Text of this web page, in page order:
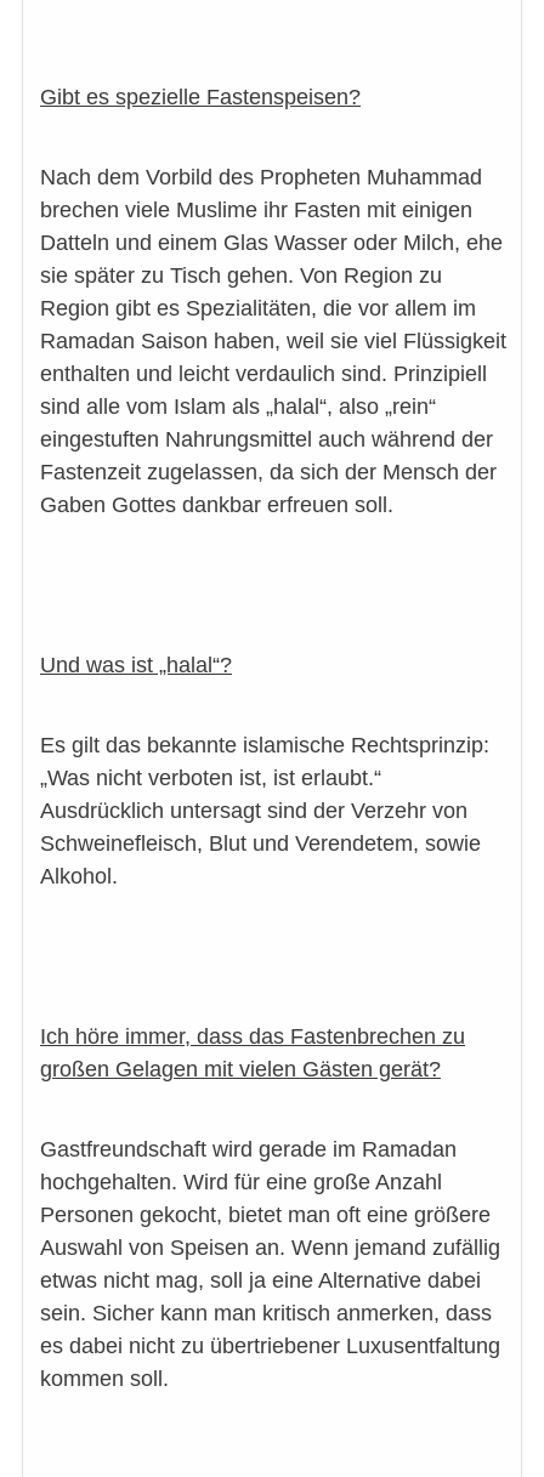
Gibt es spezielle Fastenspeisen?
Nach dem Vorbild des Propheten Muhammad
brechen viele Muslime ihr Fasten mit einigen
Datteln und einem Glas Wasser oder Milch, ehe
sie später zu Tisch gehen. Von Region zu
Region gibt es Spezialitäten, die vor allem im
Ramadan Saison haben, weil sie viel Flüssigkeit
enthalten und leicht verdaulich sind. Prinzipiell
sind alle vom Islam als „halal“, also „rein“
eingestuften Nahrungsmittel auch während der
Fastenzeit zugelassen, da sich der Mensch der
Gaben Gottes dankbar erfreuen soll.
Und was ist „halal“?
Es gilt das bekannte islamische Rechtsprinzip:
„Was nicht verboten ist, ist erlaubt.“
Ausdrücklich untersagt sind der Verzehr von
Schweinefleisch, Blut und Verendetem, sowie
Alkohol.
Ich höre immer, dass das Fastenbrechen zu
großen Gelagen mit vielen Gästen gerät?
Gastfreundschaft wird gerade im Ramadan
hochgehalten. Wird für eine große Anzahl
Personen gekocht, bietet man oft eine größere
Auswahl von Speisen an. Wenn jemand zufällig
etwas nicht mag, soll ja eine Alternative dabei
sein. Sicher kann man kritisch anmerken, dass
es dabei nicht zu übertriebener Luxusentfaltung
kommen soll.